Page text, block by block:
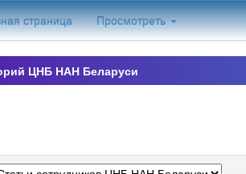
страница Просмотреть
ЦНБ НАН Беларуси